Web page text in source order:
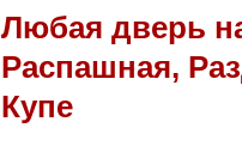
Любая дверь
Распашная,
Купе